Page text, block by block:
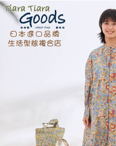
３．安心：先確認商品／服務後，再付
【「AFTEE先享後付」結帳流程】
１．於結帳方式選擇「AFTEE先享後付
結帳頁面，進行簡訊認證並確認金額後
２．訂單成立數日內，您將收到繳費通
３．收到繳費通知簡訊後14天內，點
ATM／網路銀行／等多元方式進行付款
※ 請注意：結帳手續完成當下不需立
購買商品的店家。未經商家同意取消
※ 交易是否成功請以「AFTEE先享後
是否繳費成功／繳費後需取消欲退款
客戶支援中心」https://
【注意事項】
全家取貨付款
每筆NT$60，滿NT$1,800(含以上)
付款後全家取貨
每筆NT$60，滿NT$1,800(含以上)
每筆NT$60，滿NT$2,000(含以上)
每筆NT$60，滿NT$2,000(含以上)
黑貓宅急便(包裹尺寸60cm以下)